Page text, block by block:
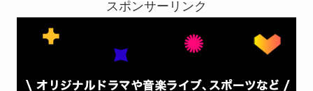
スポンサーリンク